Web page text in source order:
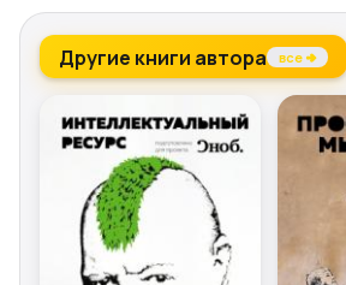
Другие книги автора все →